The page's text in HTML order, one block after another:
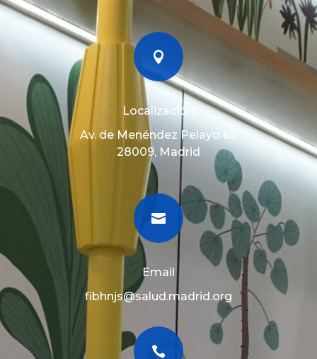

Localización
Av. de Menéndez Pelayo 65
28009, Madrid

Email
fibhnjs@salud.madrid.org
